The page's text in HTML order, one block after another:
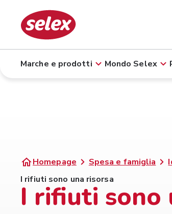
Marche e prodotti Mondo Selex
Homepage Spesa e famiglia
I rifiuti sono una risorsa
I rifiuti sono